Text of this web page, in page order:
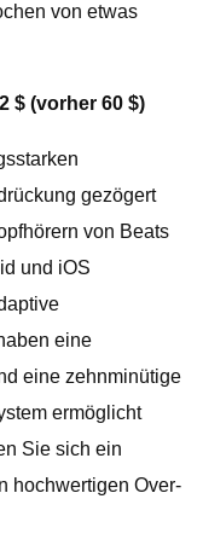
von etwas
$ (vorher 60 $)
gezögert
von Beats
und iOS
eine
eine zehnminütige
ermöglicht
Sie sich ein
hochwertigen Over-